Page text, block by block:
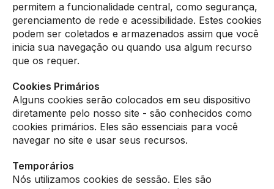
permitem a funcionalidade central, como segurança,
gerenciamento de rede e acessibilidade. Estes cookies
podem ser coletados e armazenados assim que você
inicia sua navegação ou quando usa algum recurso
que os requer.
Cookies Primários
Alguns cookies serão colocados em seu dispositivo
diretamente pelo nosso site - são conhecidos como
cookies primários. Eles são essenciais para você
navegar no site e usar seus recursos.
Temporários
Nós utilizamos cookies de sessão. Eles são